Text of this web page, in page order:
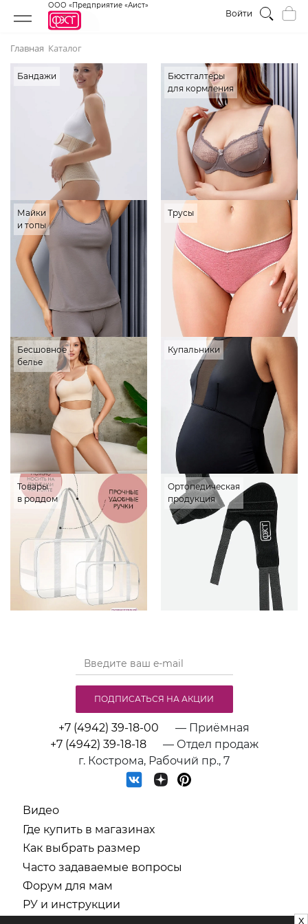
ООО «Предприятие «Аист»
Войти
Главная Каталог
Бандажи
Бюстгалтеры
для кормления
Майки
и топы
Трусы
Бесшовное
белье
Купальники
Товары
в роддом
Ортопедическая
продукция
+7 (4942) 39-18-00
— Приёмная
+7 (4942) 39-18-18
— Отдел продаж
г. Кострома, Рабочий пр., 7
Видео
Где купить в магазинах
Как выбрать размер
Часто задаваемые вопросы
Форум для мам
РУ и инструкции
ПОДПИСАТЬСЯ НА АКЦИИ
x